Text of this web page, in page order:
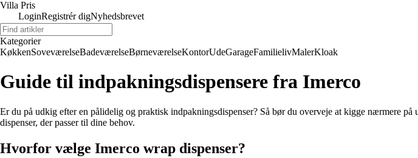
Villa Pris
LoginRegistrér digNyhedsbrevet
Kategorier
KøkkenSoveværelseBadeværelseBørneværelseKontorUdeGarageFamilielivMalerKloak
Guide til indpakningsdispensere fra Imerco
Er du på udkig efter en pålidelig og praktisk indpakningsdispenser? Så bør du overveje at kigge nærmere
dispenser, der passer til dine behov.
Hvorfor vælge Imerco wrap dispenser?